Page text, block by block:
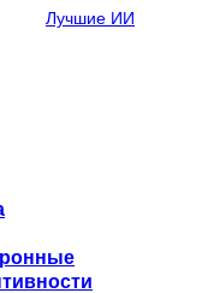
Лучшие ИИ